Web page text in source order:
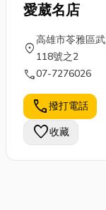
愛葳名店
location_on
高雄市苓雅區
118號之2
call07-7276026
call撥打電話
favorite收藏